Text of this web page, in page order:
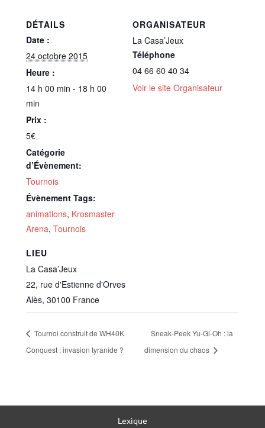
DÉTAILS
Date :
24 octobre 2015
Heure :
14 h 00 min - 18 h 00
min
Prix :
5€
Catégorie
d’Évènement:
Tournois
Évènement Tags:
animations, Krosmaster
Arena, Tournois
LIEU
La Casa’Jeux
22, rue d'Estienne d'Orves
Alès, 30100 France
ORGANISATEUR
La Casa’Jeux
Téléphone
04 66 60 40 34
Voir le site Organisateur
Tournoi construit de WH40K
Conquest : invasion tyranide ?
Sneak-Peek Yu-Gi-Oh : la
dimension du chaos
Lexique